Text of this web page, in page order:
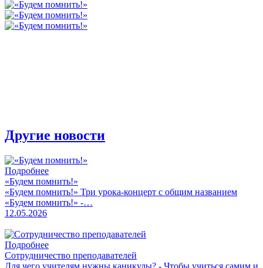
Другие новости
Подробнее
«Будем помнить!»
«Будем помнить!» Три урока-концерт с общим названием
«Будем помнить!» -…
12.05.2026
Подробнее
Сотрудничество преподавателей
Для чего учителям нужны каникулы? - Чтобы учиться самим и